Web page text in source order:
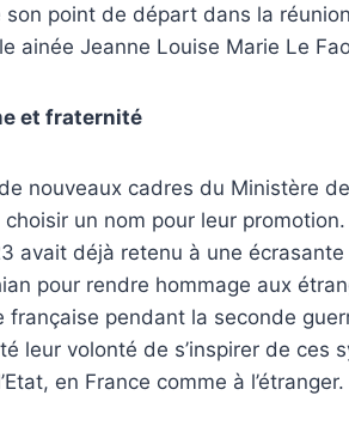
point de départ dans la
ainée Jeanne Louise Marie Le
et fraternité
nouveaux cadres du Ministère
un nom pour leur
avait déjà retenu à une
pour rendre hommage aux
française pendant la seconde
leur volonté de s’inspirer de ces
en France comme à l’étranger.